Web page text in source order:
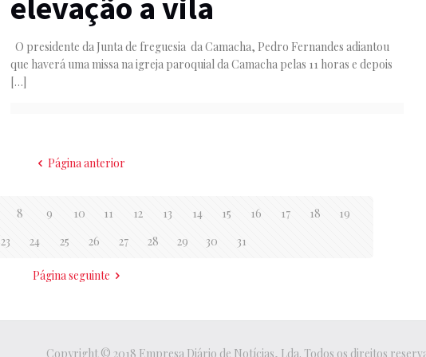
elevação a vila
O presidente da Junta de freguesia da Camacha, Pedro Fernandes adiantou
que haverá uma missa na igreja paroquial da Camacha pelas 11 horas e depois
[…]
Página anterior
8 9 10 11 12 13 14 15 16 17 18
19
23 24 25 26 27 28 29 30 31
Página seguinte
Copyright © 2018 Empresa Diário de Notícias, Lda. Todos os direitos